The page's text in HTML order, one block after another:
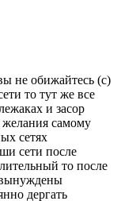
не обижайтесь (с)
то тут же все
и засор
желания самому
сетях
сети после
то после
вынуждены
дергать